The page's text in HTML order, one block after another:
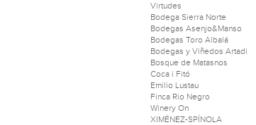
Virtudes
Bodega Sierra Norte
Bodegas Asenjo&Manso
Bodegas Toro Albalá
Bodegas y Viñedos Artadi
Bosque de Matasnos
Coca i Fitó
Emilio Lustau
Finca Rio Negro
Winery On
XIMÉNEZ-SPÍNOLA